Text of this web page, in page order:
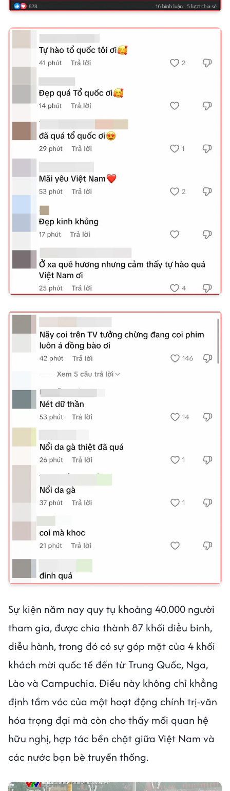
Sự kiện năm nay quy tụ khoảng 40.000 người
tham gia, được chia thành 87 khối diễu binh,
diễu hành, trong đó có sự góp mặt của 4 khối
khách mời quốc tế đến từ Trung Quốc, Nga,
Lào và Campuchia. Điều này không chỉ khẳng
định tầm vóc của một hoạt động chính trị-văn
hóa trọng đại mà còn cho thấy mối quan hệ
hữu nghị, hợp tác bền chặt giữa Việt Nam và
các nước bạn bè truyền thống.